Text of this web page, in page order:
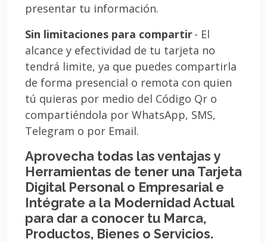
presentar tu información.
Sin limitaciones para compartir- El
alcance y efectividad de tu tarjeta no
tendrá limite, ya que puedes compartirla
de forma presencial o remota con quien
tú quieras por medio del Código Qr o
compartiéndola por WhatsApp, SMS,
Telegram o por Email.
Aprovecha todas las ventajas y
Herramientas de tener una Tarjeta
Digital Personal o Empresarial e
Intégrate a la Modernidad Actual
para dar a conocer tu Marca,
Productos, Bienes o Servicios.